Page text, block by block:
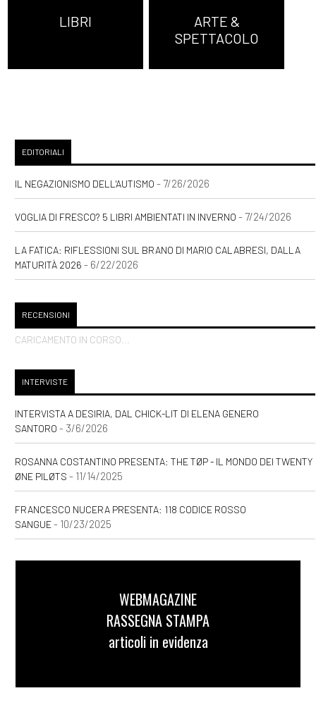
LIBRI
ARTE &
SPETTACOLO
EDITORIALI
IL NEGAZIONISMO DELL'AUTISMO - 7/26/2026
VOGLIA DI FRESCO? 5 LIBRI AMBIENTATI IN INVERNO - 7/24/2026
LA FATICA: RIFLESSIONI SUL BRANO DI MARIO CALABRESI, DALLA
MATURITÀ 2026 - 6/22/2026
RECENSIONI
CARICAMENTO IN CORSO...
INTERVISTE
INTERVISTA A DESIRIA, DAL CHICK-LIT DI ELENA GENERO
SANTORO - 3/6/2026
ROSANNA COSTANTINO PRESENTA: THE TØP - IL MONDO DEI TWENTY
ØNE PILØTS - 11/14/2025
FRANCESCO NUCERA PRESENTA: 118 CODICE ROSSO
SANGUE- 10/23/2025
WEBMAGAZINE
RASSEGNA STAMPA
articoli in evidenza